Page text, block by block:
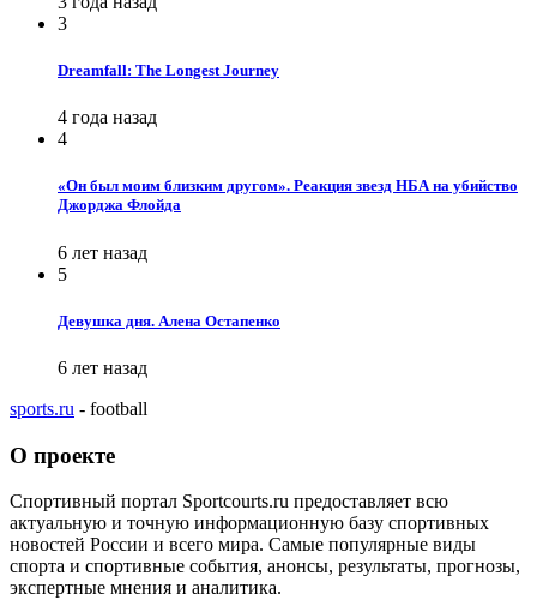
3
Dreamfall: The Longest Journey
4 года назад
4
«Он был моим близким другом». Реакция звезд НБА на убийство
Джорджа Флойда
6 лет назад
5
Девушка дня. Алена Остапенко
6 лет назад
sports.ru - football
О проекте
Спортивный портал Sportcourts.ru предоставляет всю
актуальную и точную информационную базу спортивных
новостей России и всего мира. Самые популярные виды
спорта и спортивные события, анонсы, результаты, прогнозы,
экспертные мнения и аналитика.